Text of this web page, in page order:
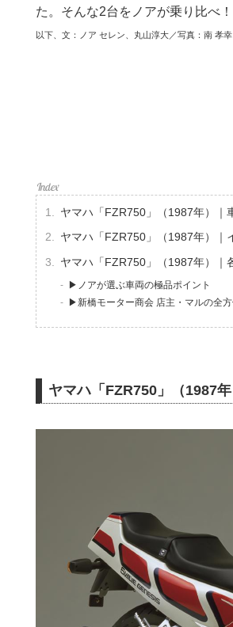
た。そんな2台をノアが乗り比べ
以下、文：ノア セレン、丸山淳大／写真：南 孝
ヤマハ「FZR750」（1987年）｜
ヤマハ「FZR750」（1987年）｜
ヤマハ「FZR750」（1987年）｜
▶ノアが選ぶ車両の極品ポイント
▶新橋モーター商会 店主・マルの全方
ヤマハ「FZR750」（1987